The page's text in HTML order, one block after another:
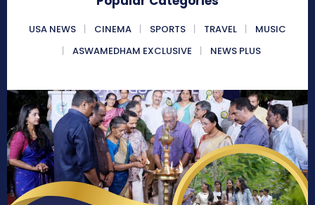
USA NEWS CINEMA SPORTS TRAVEL
MUSIC
ASWAMEDHAM EXCLUSIVE
NEWS PLUS